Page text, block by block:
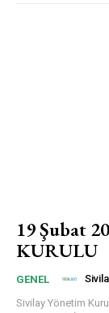
19 Şubat
KURULU
GENEL
Sivilay Yönetim